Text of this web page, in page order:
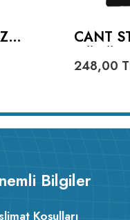
CANT
UNISEX
248,00
Bilgiler
Koşulları